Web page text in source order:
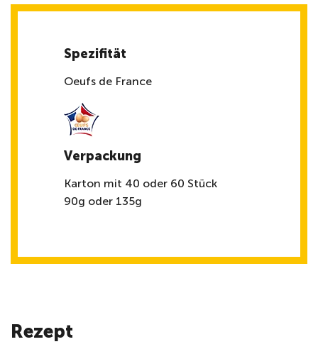
Spezifität
Oeufs de France
Verpackung
Karton mit 40 oder 60 Stück
90g oder 135g
Rezept